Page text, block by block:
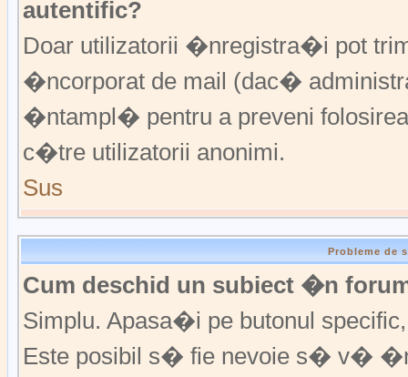
autentific?
Doar utilizatorii �nregistra�i pot
�ncorporat de mail (dac�
�ntampl� pentru a preveni
c�tre utilizatorii anonimi.
Sus
Probleme de
Cum deschid un subiect �n
Simplu. Apasa�i pe butonul
Este posibil s� fie nevoie s� v�